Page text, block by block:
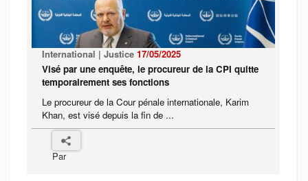
International | Justice 17/05/2025
Visé par une enquête, le procureur de la CPI quitte
temporairement ses fonctions
Le procureur de la Cour pénale internationale, Karim
Khan, est visé depuis la fin de ...
Par